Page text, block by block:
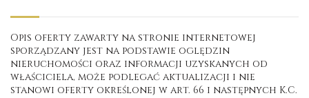
Opis oferty zawarty na stronie internetowej
sporządzany jest na podstawie oględzin
nieruchomości oraz informacji uzyskanych od
właściciela, może podlegać aktualizacji i nie
stanowi oferty określonej w art. 66 i następnych K.C.